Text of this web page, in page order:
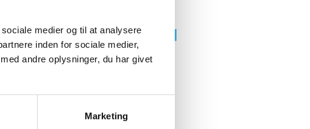
medier og til at analysere
inden for sociale medier,
andre oplysninger, du har givet
Marketing